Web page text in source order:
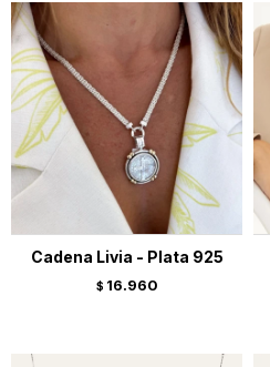
Cadena Livia - Plata 925
$ 16.960